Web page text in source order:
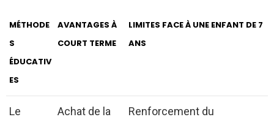
MÉTHODE
S
ÉDUCATIV
ES
AVANTAGES À
COURT TERME
LIMITES FACE À UNE ENFANT DE 7
ANS
Le
Achat de la
Renforcement du